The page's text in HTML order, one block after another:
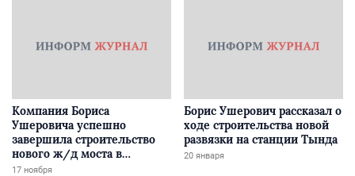
Компания Бориса
Ушеровича успешно
завершила строительство
нового ж/д моста в
Забайкалье
17 ноября
Борис Ушерович рассказал о
ходе строительства новой
развязки на станции Тында
20 января